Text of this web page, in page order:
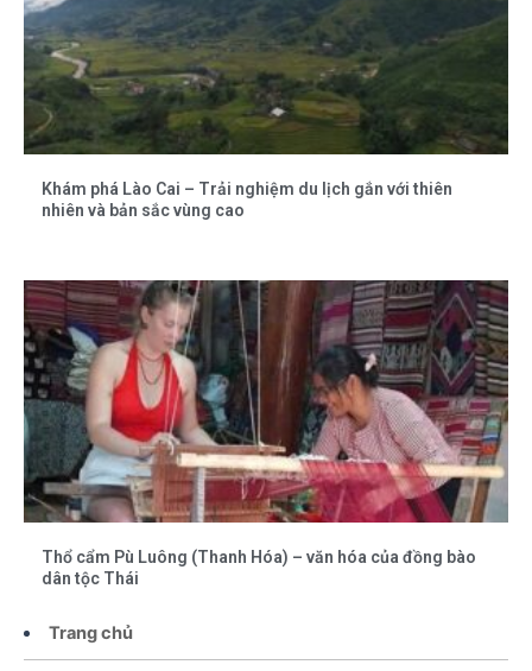
Trang chủ
Khám phá Lào Cai – Trải nghiệm du lịch gắn với thiên
nhiên và bản sắc vùng cao
Thổ cẩm Pù Luông (Thanh Hóa) – văn hóa của đồng bào
dân tộc Thái